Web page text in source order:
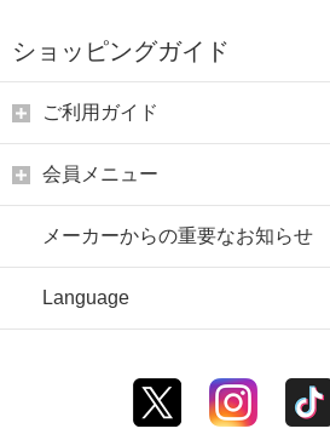
ショッピングガイド
ご利用ガイド
会員メニュー
メーカーからの重要なお知らせ
Language